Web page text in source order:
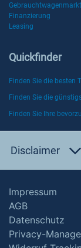
Gebrauchtwagenmarkt
Finanzierung
Leasing
Quickfinder
Finden Sie die besten
Finden Sie die
Finden Sie Ihre
Disclaimer
Impressum
AGB
Datenschutz
Privacy-